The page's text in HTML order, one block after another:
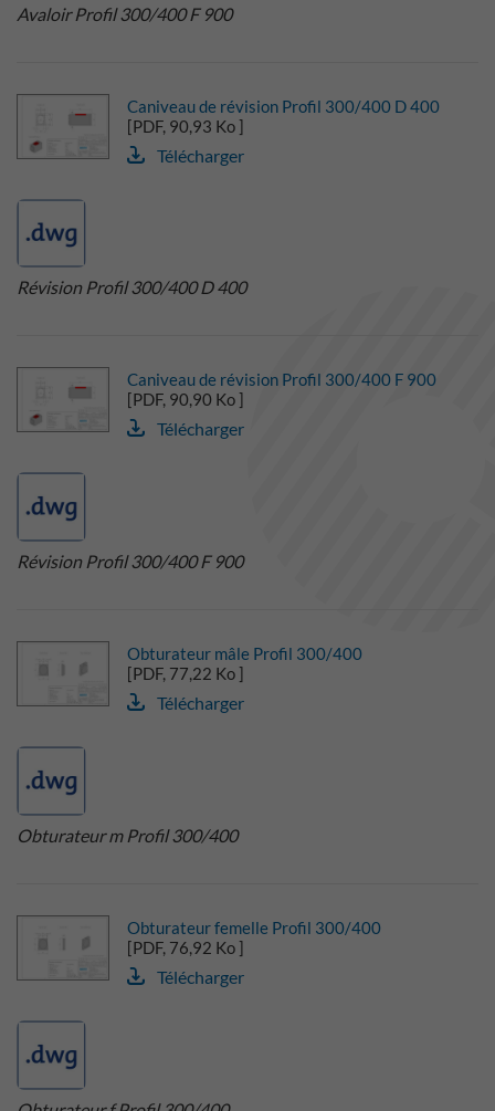
Avaloir Profil 300/400 F 900
Caniveau de révision Profil 300/400 D 400
[PDF, 90,93 Ko ]
Télécharger
Révision Profil 300/400 D 400
Caniveau de révision Profil 300/400 F 900
[PDF, 90,90 Ko ]
Télécharger
Révision Profil 300/400 F 900
Obturateur mâle Profil 300/400
[PDF, 77,22 Ko ]
Télécharger
Obturateur m Profil 300/400
Obturateur femelle Profil 300/400
[PDF, 76,92 Ko ]
Télécharger